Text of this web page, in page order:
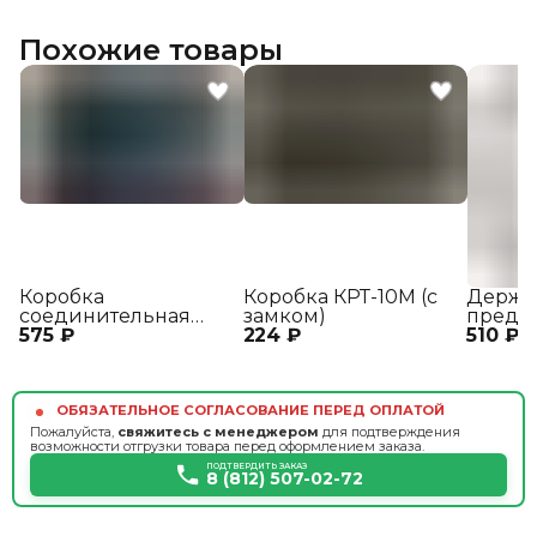
Похожие товары
575 ₽
Коробка
соединительная
КС3-2
224 ₽
Коробка КРТ-10М (с
замком)
510 ₽
ДПВ
ОБЯЗАТЕЛЬНОЕ СОГЛАСОВАНИЕ ПЕРЕД ОПЛАТОЙ
Пожалуйста, свяжитесь с менеджером для подтверждения
возможности отгрузки товара перед оформлением заказа.
ПОДТВЕРДИТЬ ЗАКАЗ
8 (812) 507-02-72